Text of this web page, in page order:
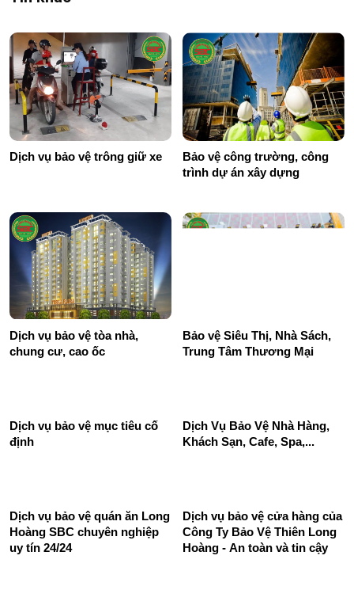
Dịch vụ bảo vệ trông giữ xe
Bảo vệ công trường, công
trình dự án xây dựng
Dịch vụ bảo vệ tòa nhà,
chung cư, cao ốc
Bảo vệ Siêu Thị, Nhà Sách,
Trung Tâm Thương Mại
Dịch vụ bảo vệ mục tiêu cố
định
Dịch Vụ Bảo Vệ Nhà Hàng,
Khách Sạn, Cafe, Spa,...